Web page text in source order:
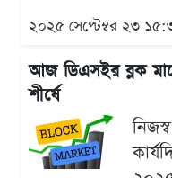
২০২৫ সেপ্টেম্বর ২৩
আজ ডিএসইর ব্লক
শীর্ষে